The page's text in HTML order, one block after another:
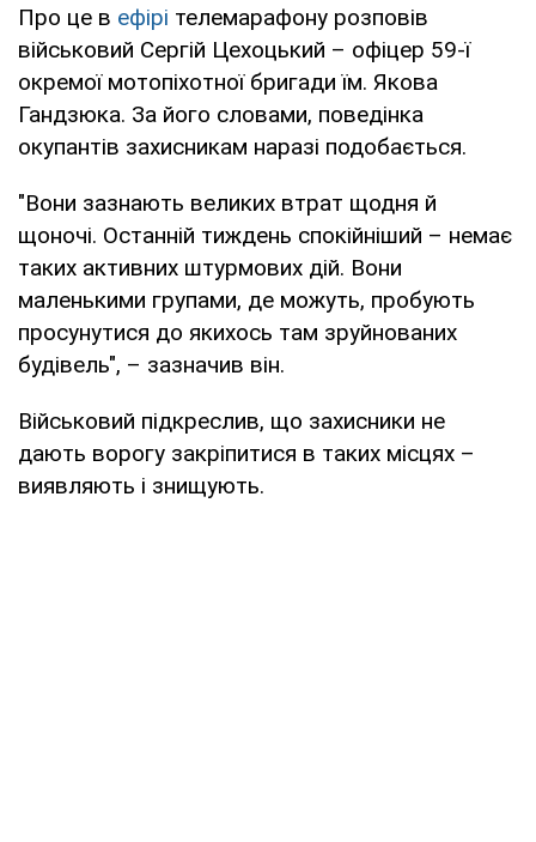
Про це в ефірі телемарафону розповів
військовий Сергій Цехоцький – офіцер 59-ї
окремої мотопіхотної бригади їм. Якова
Гандзюка. За його словами, поведінка
окупантів захисникам наразі подобається.
"Вони зазнають великих втрат щодня й
щоночі. Останній тиждень спокійніший – немає
таких активних штурмових дій. Вони
маленькими групами, де можуть, пробують
просунутися до якихось там зруйнованих
будівель", – зазначив він.
Військовий підкреслив, що захисники не
дають ворогу закріпитися в таких місцях –
виявляють і знищують.